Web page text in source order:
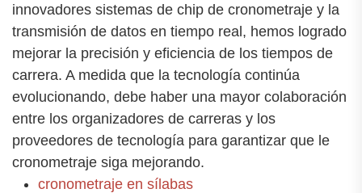
innovadores sistemas de chip de cronometraje y la
transmisión de datos en tiempo real, hemos logrado
mejorar la precisión y eficiencia de los tiempos de
carrera. A medida que la tecnología continúa
evolucionando, debe haber una mayor colaboración
entre los organizadores de carreras y los
proveedores de tecnología para garantizar que le
cronometraje siga mejorando.
cronometraje en sílabas